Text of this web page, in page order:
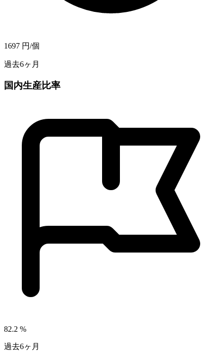
1697 円/個
過去6ヶ月
国内生産比率
82.2 %
過去6ヶ月